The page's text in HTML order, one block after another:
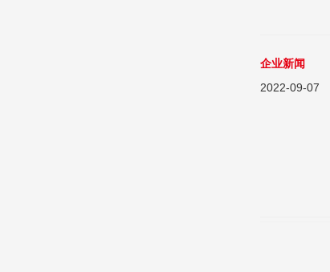
企业新闻
2022-09-07